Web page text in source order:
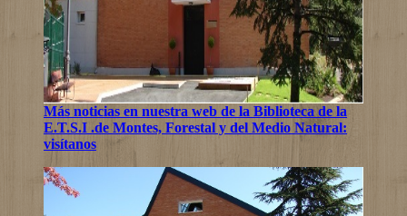
Más noticias en nuestra web de la Biblioteca de la
E.T.S.I .de Montes, Forestal y del Medio Natural:
visítanos